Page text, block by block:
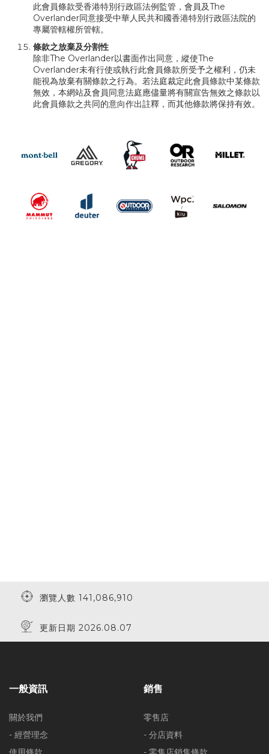
此會員條款受香港特別行政區法例監管，會員及The
Overlander同意接受中華人民共和國香港特別行政區法院的
專屬管轄權所管轄。
條款之放棄及分割性
除非The Overlander以書面作出同意，縱使The
Overlander未有行使或執行此會員條款所受予之權利，仍未
能視為放棄有關條款之行為。若法庭裁定此會員條款中某條款
無效，本網站及會員同意法庭應儘量將有關宣告無效之條款以
此會員條款之共同的意向作出註釋，而其他條款將保持有效。
瀏覽人數 141,086,910
更新日期 2026.08.07
一般資訊
關於我們
- 經營理念
銷售
零售店
- 分店資料